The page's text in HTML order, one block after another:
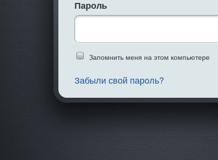
Пароль
Введите слово
Запомнить меня на этом компьютере
Забыли свой пароль?